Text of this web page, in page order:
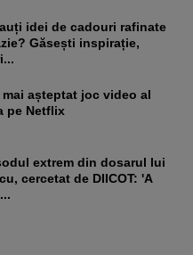
Găsești inspirație,
pe Netflix
cercetat de DIICOT: 'A